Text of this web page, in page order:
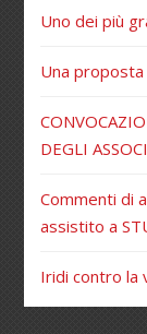
Uno dei più
Una
DEGLI
Commenti di
assistito a
Iridi contro la